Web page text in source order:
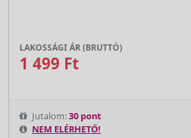
LAKOSSÁGI ÁR (BRUTTÓ)
1 499 Ft
Jutalom:30 pont
NEM ELÉRHETŐ!